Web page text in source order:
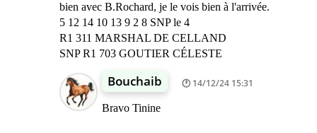
bien avec B.Rochard, je le vois bien à l'arrivée.
5 12 14 10 13 9 2 8 SNP le 4
R1 311 MARSHAL DE CELLAND
SNP R1 703 GOUTIER CÉLESTE
Bouchaib 14/12/24 15:31
Bravo Tinine